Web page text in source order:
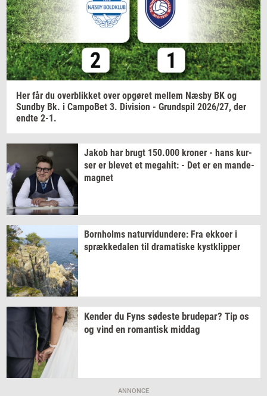
Jeg vil gerne modtage et nyhedsoverblik, samt
relevante tilbud og brugerfordele på mail. Det er altid
muligt at afmelde.
Privatlivspolitik.
Her får du over­blik­ket over op­gø­ret mel­lem Næsby BK og
Sund­by Bk. i Cam­po­Bet 3. Di­vi­sion - Grund­spil 2026/27, der
endte 2-1.
Jakob har brugt 150.000 kro­ner - hans kur­
ser er ble­vet et me­ga­hit: - Det er en mande-​
magnet
Born­holms na­tur­vi­dun­de­re: Fra ek­ko­er i
spræk­ke­da­len til dra­ma­ti­ske kyst­klip­per
Ken­der du Fyns sø­de­ste bru­de­par? Tip os
og vind en ro­man­tisk mid­dag
ANNONCE